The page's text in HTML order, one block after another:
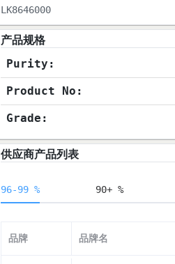
LK8646000
产品规格
Purity:
Product No:
Grade:
供应商产品列表
96-99 % 90+ %
品牌 品牌名